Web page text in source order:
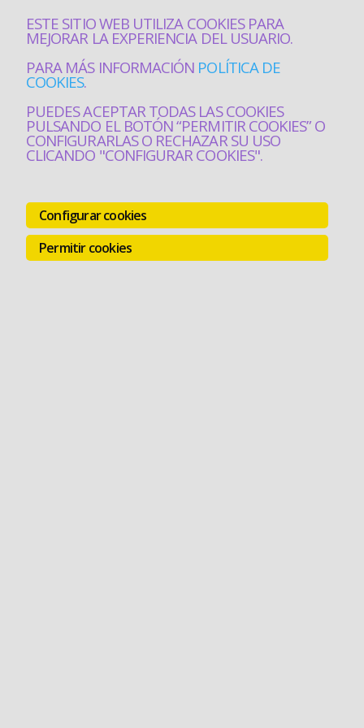
ESTE SITIO WEB UTILIZA COOKIES PARA
MEJORAR LA EXPERIENCIA DEL USUARIO.
PARA MÁS INFORMACIÓN POLÍTICA DE
COOKIES.
PUEDES ACEPTAR TODAS LAS COOKIES
PULSANDO EL BOTÓN “PERMITIR COOKIES” O
CONFIGURARLAS O RECHAZAR SU USO
CLICANDO "CONFIGURAR COOKIES".
Configurar cookies
Permitir cookies